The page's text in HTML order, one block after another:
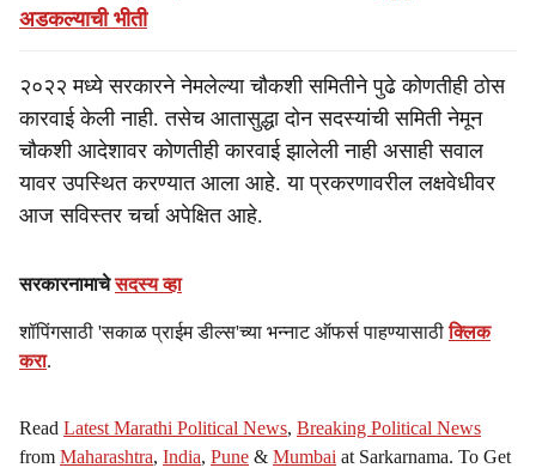
अडकल्याची भीती
२०२२ मध्ये सरकारने नेमलेल्या चौकशी समितीने पुढे कोणतीही ठोस
कारवाई केली नाही. तसेच आतासुद्धा दोन सदस्यांची समिती नेमून
चौकशी आदेशावर कोणतीही कारवाई झालेली नाही असाही सवाल
यावर उपस्थित करण्यात आला आहे. या प्रकरणावरील लक्षवेधीवर
आज सविस्तर चर्चा अपेक्षित आहे.
सरकारनामाचेसदस्य व्हा
शॉपिंगसाठी 'सकाळ प्राईम डील्स'च्या भन्नाट ऑफर्स पाहण्यासाठीक्लिक
करा.
Read Latest Marathi Political News, Breaking Political News
from Maharashtra, India, Pune & Mumbai at Sarkarnama. To Get